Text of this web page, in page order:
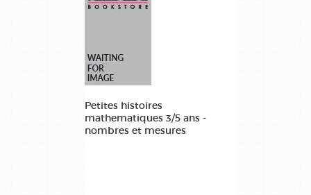
Petites histoires
mathematiques 3/5 ans -
nombres et mesures